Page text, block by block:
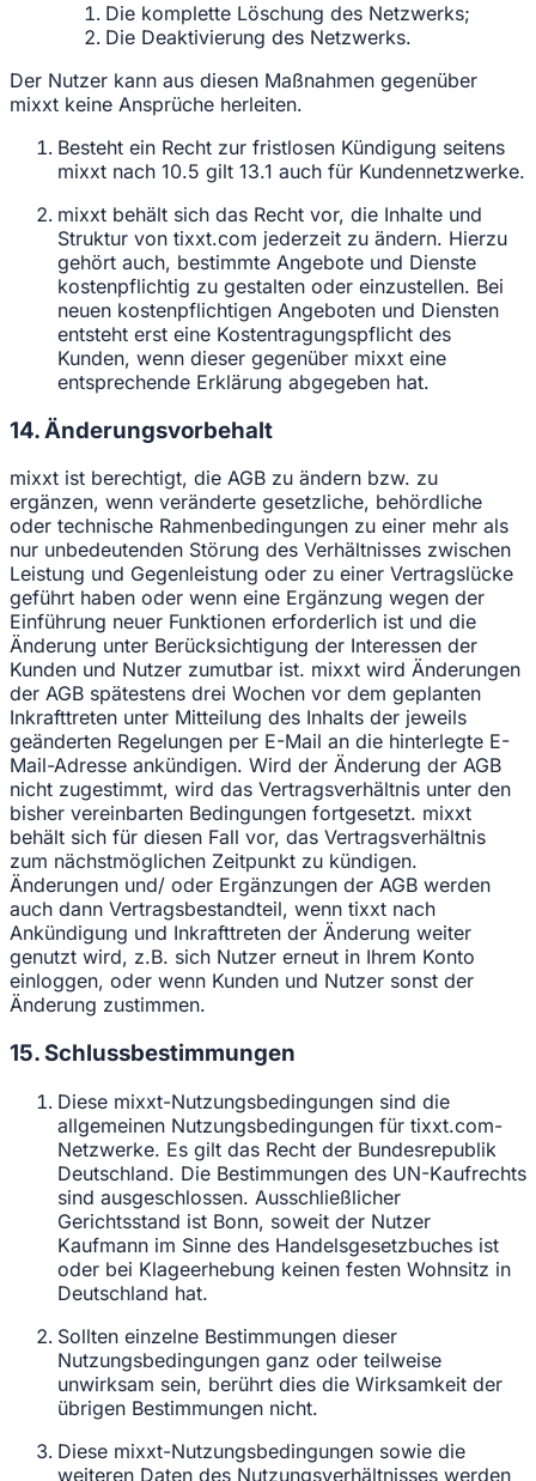
Die komplette Löschung des Netzwerks;
Die Deaktivierung des Netzwerks.
Der Nutzer kann aus diesen Maßnahmen gegenüber
mixxt keine Ansprüche herleiten.
Besteht ein Recht zur fristlosen Kündigung seitens
mixxt nach 10.5 gilt 13.1 auch für Kundennetzwerke.
mixxt behält sich das Recht vor, die Inhalte und
Struktur von tixxt.com jederzeit zu ändern. Hierzu
gehört auch, bestimmte Angebote und Dienste
kostenpflichtig zu gestalten oder einzustellen. Bei
neuen kostenpflichtigen Angeboten und Diensten
entsteht erst eine Kostentragungspflicht des
Kunden, wenn dieser gegenüber mixxt eine
entsprechende Erklärung abgegeben hat.
14. Änderungsvorbehalt
mixxt ist berechtigt, die AGB zu ändern bzw. zu
ergänzen, wenn veränderte gesetzliche, behördliche
oder technische Rahmenbedingungen zu einer mehr als
nur unbedeutenden Störung des Verhältnisses zwischen
Leistung und Gegenleistung oder zu einer Vertragslücke
geführt haben oder wenn eine Ergänzung wegen der
Einführung neuer Funktionen erforderlich ist und die
Änderung unter Berücksichtigung der Interessen der
Kunden und Nutzer zumutbar ist. mixxt wird Änderungen
der AGB spätestens drei Wochen vor dem geplanten
Inkrafttreten unter Mitteilung des Inhalts der jeweils
geänderten Regelungen per E-Mail an die hinterlegte E-
Mail-Adresse ankündigen. Wird der Änderung der AGB
nicht zugestimmt, wird das Vertragsverhältnis unter den
bisher vereinbarten Bedingungen fortgesetzt. mixxt
behält sich für diesen Fall vor, das Vertragsverhältnis
zum nächstmöglichen Zeitpunkt zu kündigen.
Änderungen und/ oder Ergänzungen der AGB werden
auch dann Vertragsbestandteil, wenn tixxt nach
Ankündigung und Inkrafttreten der Änderung weiter
genutzt wird, z.B. sich Nutzer erneut in Ihrem Konto
einloggen, oder wenn Kunden und Nutzer sonst der
Änderung zustimmen.
15. Schlussbestimmungen
Diese mixxt-Nutzungsbedingungen sind die
allgemeinen Nutzungsbedingungen für tixxt.com-
Netzwerke. Es gilt das Recht der Bundesrepublik
Deutschland. Die Bestimmungen des UN-Kaufrechts
sind ausgeschlossen. Ausschließlicher
Gerichtsstand ist Bonn, soweit der Nutzer
Kaufmann im Sinne des Handelsgesetzbuches ist
oder bei Klageerhebung keinen festen Wohnsitz in
Deutschland hat.
Sollten einzelne Bestimmungen dieser
Nutzungsbedingungen ganz oder teilweise
unwirksam sein, berührt dies die Wirksamkeit der
übrigen Bestimmungen nicht.
Diese mixxt-Nutzungsbedingungen sowie die
weiteren Daten des Nutzungsverhältnisses werden